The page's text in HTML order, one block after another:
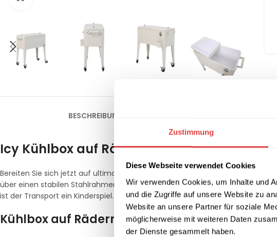
Zustimmung
Diese Webseite verwendet Cookies
Wir verwenden Cookies, um Inhalte und
und die Zugriffe auf unsere Website zu
Website an unsere Partner für soziale
möglicherweise mit weiteren Daten
der Dienste gesammelt haben.
BESCHREIBUNG
Icy Kühlbox auf Rädern Beige
Bereiten Sie sich jetzt auf ultimative Grill- oder Poolpartys vor mit der
über einen stabilen Stahlrahmen und ist innen mit hochwertigem
ist der Transport ein Kinderspiel.
Kühlbox auf Rädern Eigenschaften: